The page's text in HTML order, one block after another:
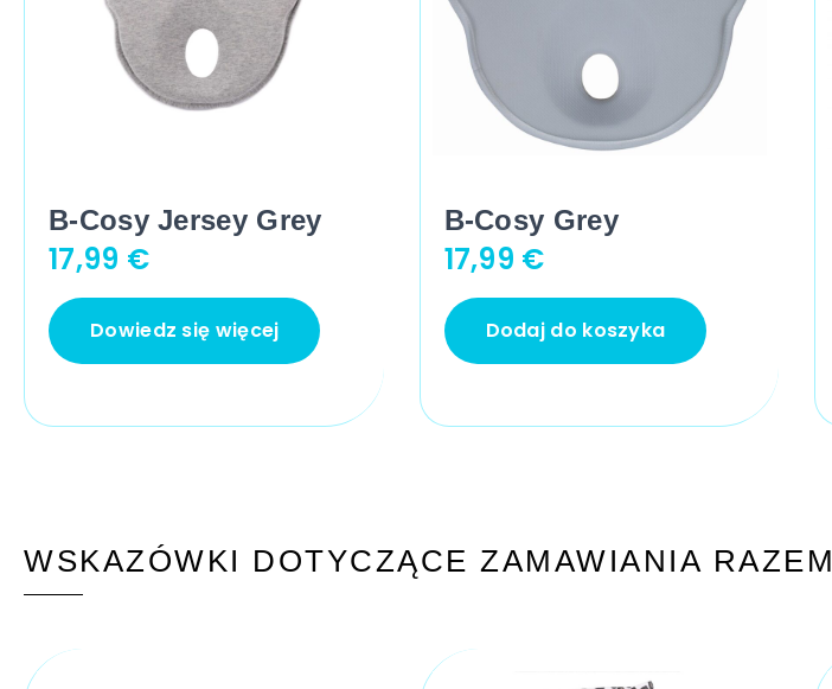
B-Cosy Jersey Grey
17,99 €
Dowiedz się więcej
B-Cosy Grey
17,99 €
Dodaj do koszyka
WSKAZÓWKI DOTYCZĄCE ZAMAWIANIA RAZEM